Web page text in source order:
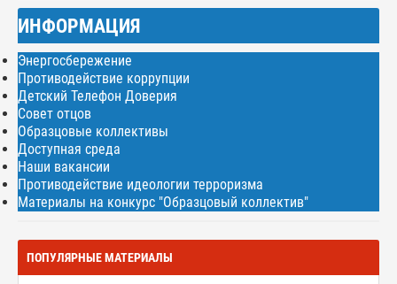
ИНФОРМАЦИЯ
Энергосбережение
Противодействие коррупции
Детский Телефон Доверия
Совет отцов
Образцовые коллективы
Доступная среда
Наши вакансии
Противодействие идеологии терроризма
Материалы на конкурс "Образцовый коллектив"
ПОПУЛЯРНЫЕ МАТЕРИАЛЫ